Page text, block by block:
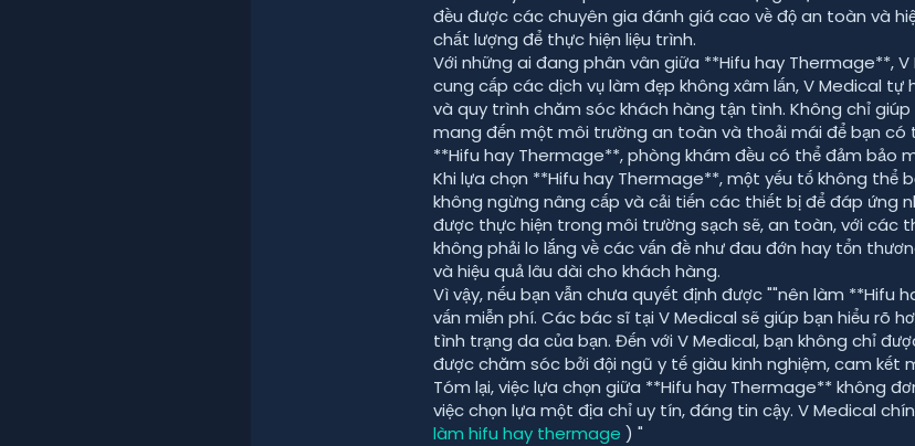
đều được các chuyên gia đánh giá cao về độ an toàn và
chất lượng để thực hiện liệu trình.
Với những ai đang phân vân giữa **Hifu hay Thermage**,
cung cấp các dịch vụ làm đẹp không xâm lấn, V Medical
và quy trình chăm sóc khách hàng tận tình. Không chỉ
mang đến một môi trường an toàn và thoải mái để bạn có
**Hifu hay Thermage**, phòng khám đều có thể đảm bảo
Khi lựa chọn **Hifu hay Thermage**, một yếu tố không thể
không ngừng nâng cấp và cải tiến các thiết bị để đáp ứng
được thực hiện trong môi trường sạch sẽ, an toàn, với các
không phải lo lắng về các vấn đề như đau đớn hay tổn
và hiệu quả lâu dài cho khách hàng.
Vì vậy, nếu bạn vẫn chưa quyết định được ""nên làm **Hifu
vấn miễn phí. Các bác sĩ tại V Medical sẽ giúp bạn hiểu rõ
tình trạng da của bạn. Đến với V Medical, bạn không chỉ
được chăm sóc bởi đội ngũ y tế giàu kinh nghiệm, cam kết
Tóm lại, việc lựa chọn giữa **Hifu hay Thermage** không
việc chọn lựa một địa chỉ uy tín, đáng tin cậy. V Medical
làm hifu hay thermage ) "